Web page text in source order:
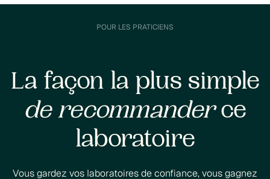
POUR LES PRATICIENS
La façon la plus simple
de recommanderce
laboratoire
Vous gardez vos laboratoires de confiance, vous gagnez